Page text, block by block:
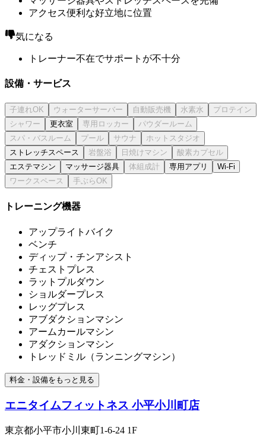
アクセス便利な好立地に位置
気になる
トレーナー不在でサポートが不十分
設備・サービス
更衣室
ストレッチスペース
エステマシン
マッサージ器具 専用アプリ Wi-Fi
トレーニング機器
アップライトバイク
ベンチ
ディップ・チンアシスト
チェストプレス
ラットプルダウン
ショルダープレス
レッグプレス
アブダクションマシン
アームカールマシン
アダクションマシン
トレッドミル（ランニングマシン）
料金・設備をもっと見る
エニタイムフィットネス 小平小川町店
東京都小平市小川東町1-6-24 1F